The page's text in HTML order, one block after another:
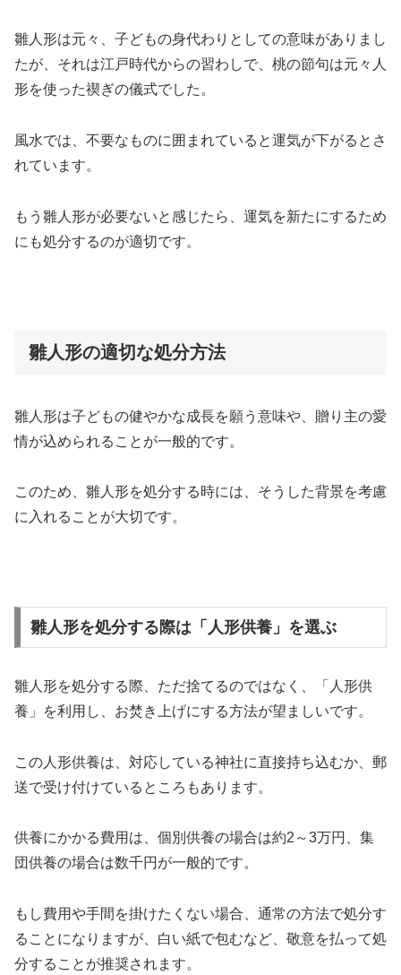
雛人形は元々、子どもの身代わりとしての意味がありまし
たが、それは江戸時代からの習わしで、桃の節句は元々人
形を使った禊ぎの儀式でした。
風水では、不要なものに囲まれていると運気が下がるとさ
れています。
もう雛人形が必要ないと感じたら、運気を新たにするため
にも処分するのが適切です。
雛人形の適切な処分方法
雛人形は子どもの健やかな成長を願う意味や、贈り主の愛
情が込められることが一般的です。
このため、雛人形を処分する時には、そうした背景を考慮
に入れることが大切です。
雛人形を処分する際は「人形供養」を選ぶ
雛人形を処分する際、ただ捨てるのではなく、「人形供
養」を利用し、お焚き上げにする方法が望ましいです。
この人形供養は、対応している神社に直接持ち込むか、郵
送で受け付けているところもあります。
供養にかかる費用は、個別供養の場合は約2～3万円、集
団供養の場合は数千円が一般的です。
もし費用や手間を掛けたくない場合、通常の方法で処分す
ることになりますが、白い紙で包むなど、敬意を払って処
分することが推奨されます。